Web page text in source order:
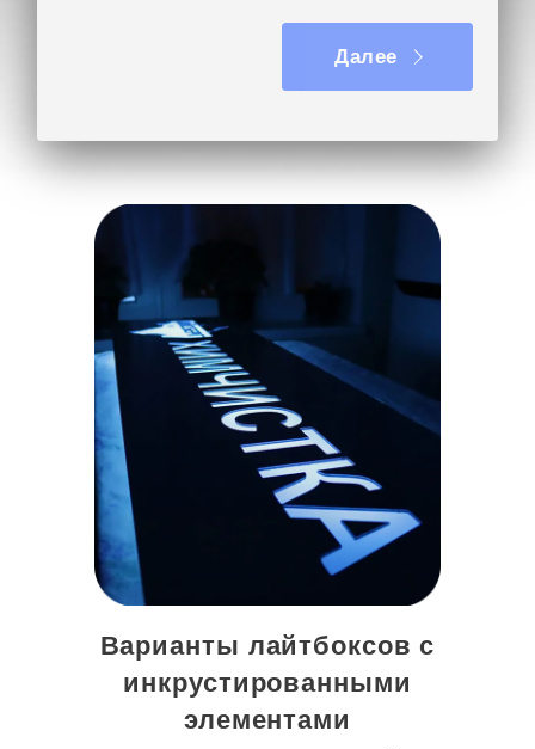
Далее
Варианты лайтбоксов с
инкрустированными
элементами